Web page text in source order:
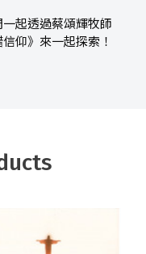
起透過蔡頌輝牧師
仰》來一起探索！